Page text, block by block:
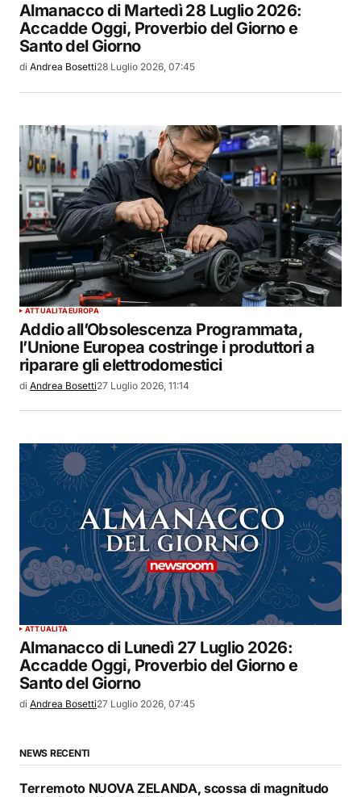
Almanacco di Martedì 28 Luglio 2026:
Accadde Oggi, Proverbio del Giorno e
Santo del Giorno
di Andrea Bosetti28 Luglio 2026, 07:45
ATTUALITÀEUROPA
Addio all’Obsolescenza Programmata,
l’Unione Europea costringe i produttori a
riparare gli elettrodomestici
di Andrea Bosetti27 Luglio 2026, 11:14
ATTUALITÀ
Almanacco di Lunedì 27 Luglio 2026:
Accadde Oggi, Proverbio del Giorno e
Santo del Giorno
di Andrea Bosetti27 Luglio 2026, 07:45
NEWS RECENTI
Terremoto NUOVA ZELANDA, scossa di magnitudo